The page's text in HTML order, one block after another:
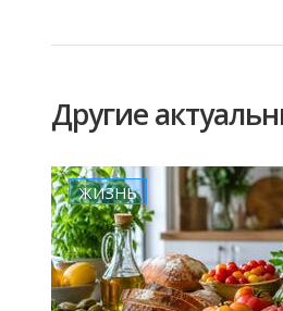
Другие
ЖИЗНЬ